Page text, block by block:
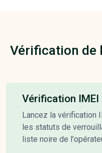
Vérification de
Vérification IMEI
Lancez la vérification
les statuts de
liste noire de